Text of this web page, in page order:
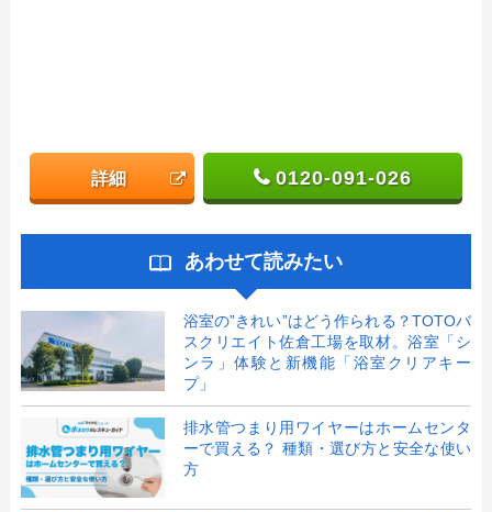
詳細 0120-091-026
あわせて読みたい
浴室の”きれい”はどう作られる？TOTOバ
スクリエイト佐倉工場を取材。浴室「シ
ンラ」体験と新機能「浴室クリアキー
プ」
排水管つまり用ワイヤーはホームセンタ
ーで買える？ 種類・選び方と安全な使い
方